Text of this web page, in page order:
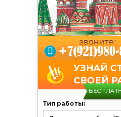
УЗНАЙ
СВОЕЙ
Тип работы: